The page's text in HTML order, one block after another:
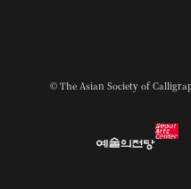
© The Asian Society of